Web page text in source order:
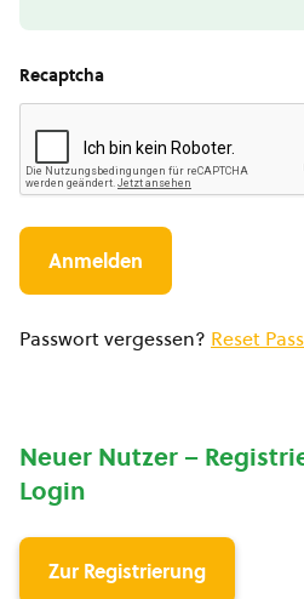
Recaptcha
Passwort vergessen? Reset
Neuer Nutzer –
Login
Zur Registrierung